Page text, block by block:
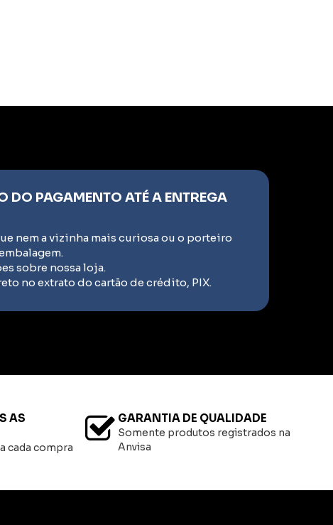
DO PAGAMENTO ATÉ A ENTREGA
nem a vizinha mais curiosa ou o porteiro
sobre nossa loja.
no extrato do cartão de crédito, PIX.
AS
cada compra
GARANTIA DE QUALIDADE
Somente produtos registrados na
Anvisa